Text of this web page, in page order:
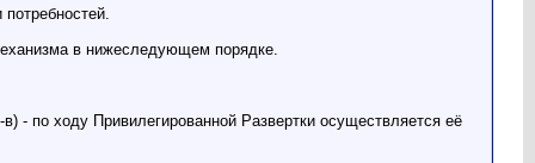
в нижеследующем порядке.
- по ходу Привилегированной Развертки осуществляется её